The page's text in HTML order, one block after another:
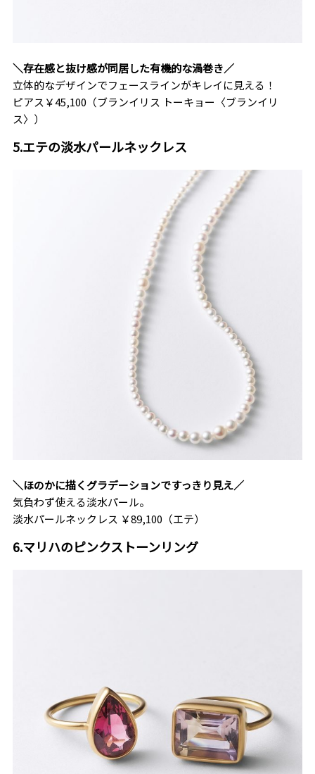
＼存在感と抜け感が同居した有機的な渦巻き／
立体的なデザインでフェースラインがキレイに見える！
ピアス￥45,100（ブランイリス トーキョー〈ブランイリ
ス〉）
5.エテの淡水パールネックレス
＼ほのかに描くグラデーションですっきり見え／
気負わず使える淡水パール。
淡水パールネックレス ￥89,100（エテ）
6.マリハのピンクストーンリング